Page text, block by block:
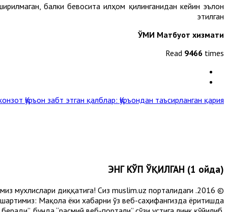
балки бевосита илҳом қилинганидан кейин эълон
этилган
ЎМИ Матбуот хизмати
Read 9466 times
Қуръон забт этган қалблар: Қуръондан таъсирланган қария »
ЭНГ КЎП ЎҚИЛГАН (1 ойда)
мухлислари диққатига! Сиз muslim.uz порталидаги
Мақола ёки хабарни ўз веб-саҳифангизда ёритишда